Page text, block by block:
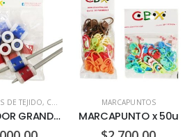
DE TEJIDO, CONTADOR DE VUELTAS
CONTADOR GRANDE x 10u
MARCAPUNTOS
MARCAPUNTO x 50u